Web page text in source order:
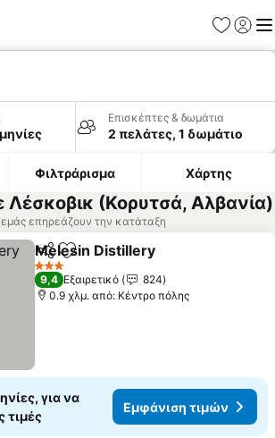
Επισκέπτες & δωμάτια
2 πελάτες, 1 δωμάτιο
Φιλτράρισμα Χάρτης
Λέσκοβικ (Κορυτσά, Αλβανία)
επηρεάζουν την κατάταξη
Κοινοποίηση
Προσθήκη στα αγαπημένα
Melesin Distillery
3 Αστέρια
9,4 Εξαιρετικό
824
0.9 χλμ. από: Κέντρο πόλης
για να
τιμές
Εμφάνιση τιμών